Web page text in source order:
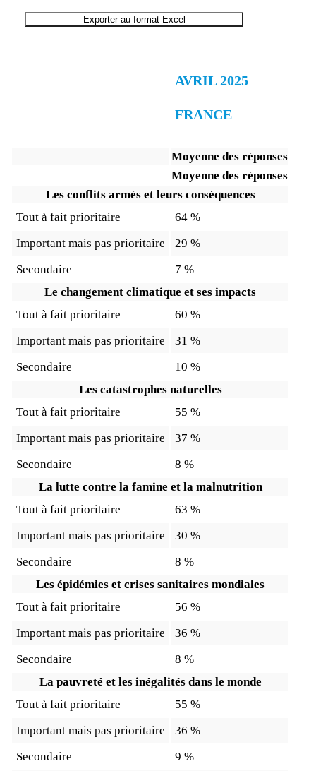
End of interactive chart.
Exporter au format Excel
AVRIL 2025
FRANCE
Moyenne des réponses
Moyenne des réponses
Les conflits armés et leurs conséquences
Tout à fait prioritaire
64 %
Important mais pas prioritaire
29 %
Secondaire
7 %
Le changement climatique et ses impacts
Tout à fait prioritaire
60 %
Important mais pas prioritaire
31 %
Secondaire
10 %
Les catastrophes naturelles
Tout à fait prioritaire
55 %
Important mais pas prioritaire
37 %
Secondaire
8 %
La lutte contre la famine et la malnutrition
Tout à fait prioritaire
63 %
Important mais pas prioritaire
30 %
Secondaire
8 %
Les épidémies et crises sanitaires mondiales
Tout à fait prioritaire
56 %
Important mais pas prioritaire
36 %
Secondaire
8 %
La pauvreté et les inégalités dans le monde
Tout à fait prioritaire
55 %
Important mais pas prioritaire
36 %
Secondaire
9 %